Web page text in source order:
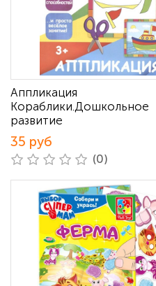
Аппликация
Кораблики.Дошкольное
развитие
35 руб
(0)